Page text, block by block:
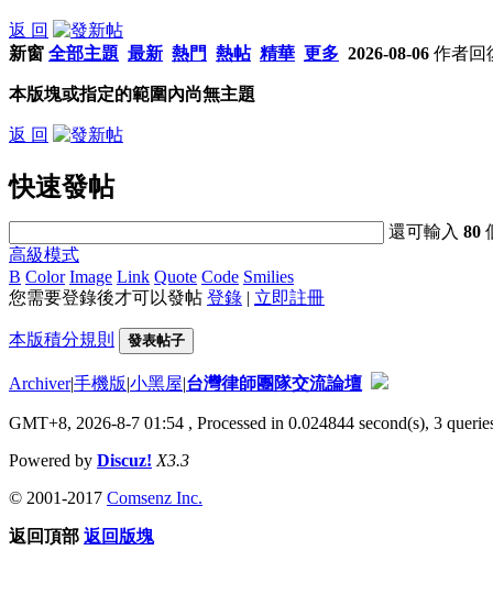
返 回
新窗 全部主題 最新 熱門 熱帖 精華 更多 2026-08-06 作者回
本版塊或指定的範圍內尚無主題
返 回
快速發帖
還可輸入80
高級模式
B Color Image Link Quote Code Smilies
您需要登錄後才可以發帖 登錄 | 立即註冊
本版積分規則 發表帖子
Archiver|手機版|小黑屋|台灣律師團隊交流論壇
GMT+8, 2026-8-7 01:54 , Processed in 0.024844 second(s), 3
Powered by Discuz! X3.3
© 2001-2017 Comsenz Inc.
返回頂部 返回版塊